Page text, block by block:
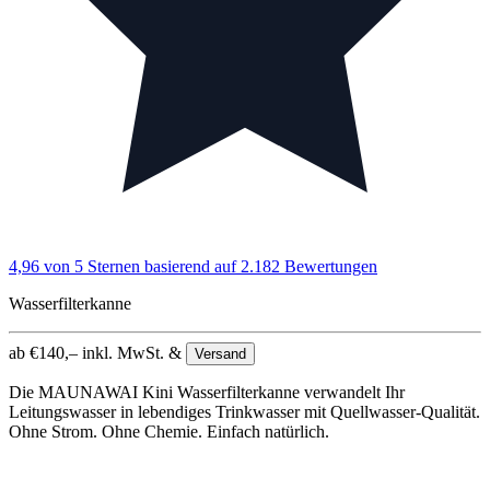
4,96 von 5 Sternen basierend auf 2.182 Bewertungen
Wasserfilterkanne
ab €140,– inkl. MwSt. & Versand
Die MAUNAWAI Kini Wasserfilterkanne verwandelt Ihr
Leitungswasser in lebendiges Trinkwasser mit Quellwasser-Qualität.
Ohne Strom. Ohne Chemie. Einfach natürlich.